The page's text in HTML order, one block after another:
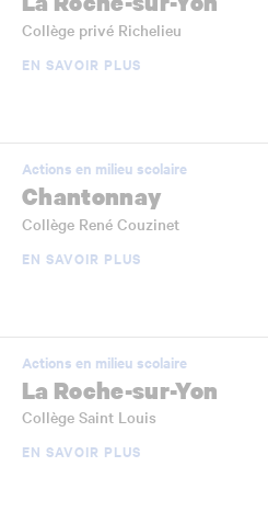
Collège privé Richelieu
EN SAVOIR PLUS
Actions en milieu scolaire
Chantonnay
Collège René Couzinet
EN SAVOIR PLUS
Actions en milieu scolaire
La Roche-sur-Yon
Collège Saint Louis
EN SAVOIR PLUS